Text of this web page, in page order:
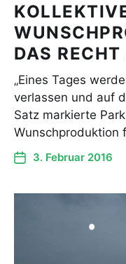
DAS
„Eines Tages
verlassen und auf
Satz markierte
Wunschproduktion
3. Februar 2016